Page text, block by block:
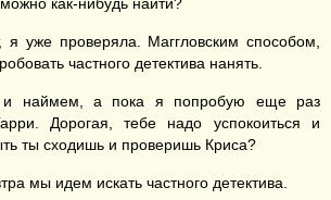
уже проверяла. Маггловским способом,
частного детектива нанять.
и наймем, а пока я попробую еще раз
Дорогая, тебе надо успокоиться и
ты сходишь и проверишь Криса?
мы идем искать частного детектива.